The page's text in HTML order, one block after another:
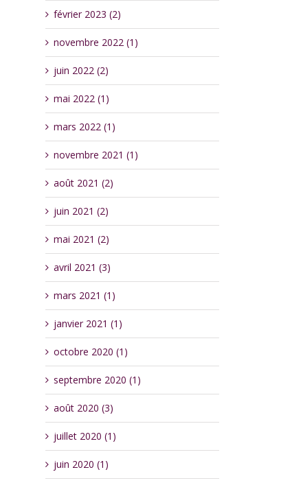
février 2023 (2)
novembre 2022 (1)
juin 2022 (2)
mai 2022 (1)
mars 2022 (1)
novembre 2021 (1)
août 2021 (2)
juin 2021 (2)
mai 2021 (2)
avril 2021 (3)
mars 2021 (1)
janvier 2021 (1)
octobre 2020 (1)
septembre 2020 (1)
août 2020 (3)
juillet 2020 (1)
juin 2020 (1)